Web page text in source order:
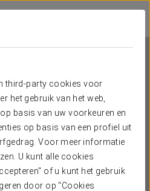
third-party cookies voor
het gebruik van het web,
basis van uw voorkeuren en
op basis van een profiel uit
Voor meer informatie
U kunt alle cookies
of u kunt het gebruik
door op "Cookies
Central